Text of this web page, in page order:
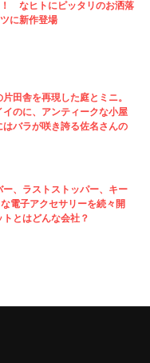
なヒトにピッタリのお洒落
に新作登場
田舎を再現した庭とミニ。
イのに、アンティークな小屋
はバラが咲き誇る佐名さんの
ー、ラストストッパー、キー
電子アクセサリーを続々開
とはどんな会社？